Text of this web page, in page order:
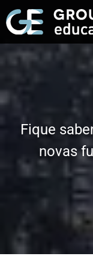
Fique
novas